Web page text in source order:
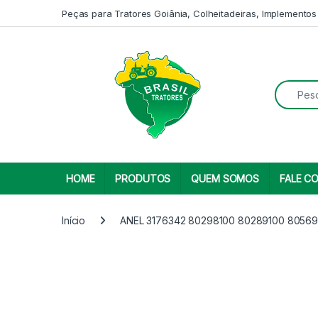
Peças para Tratores Goiânia, Colheitadeiras,
Search
HOME PRODUTOS QUEM SOMOS FALE
Início ANEL 3176342 80298100 80289100